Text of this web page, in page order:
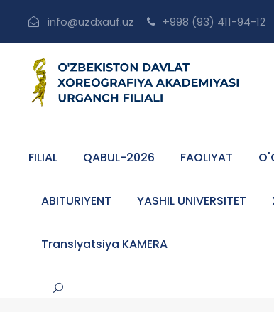
info@uzdxauf.uz +998 (93) 411-94-12
FILIAL QABUL-2026 FAOLIYAT
ABITURIYENT YASHIL UNIVERSITET
Translyatsiya KAMERA